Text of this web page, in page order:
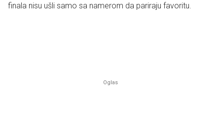
finala nisu ušli samo sa namerom da pariraju favoritu.